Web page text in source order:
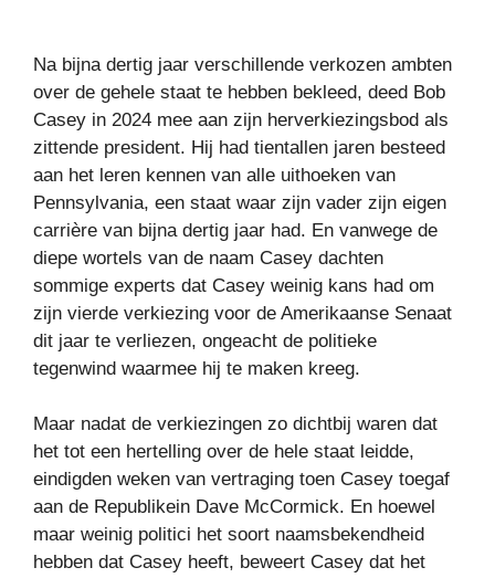
Na bijna dertig jaar verschillende verkozen ambten
over de gehele staat te hebben bekleed, deed Bob
Casey in 2024 mee aan zijn herverkiezingsbod als
zittende president. Hij had tientallen jaren besteed
aan het leren kennen van alle uithoeken van
Pennsylvania, een staat waar zijn vader zijn eigen
carrière van bijna dertig jaar had. En vanwege de
diepe wortels van de naam Casey dachten
sommige experts dat Casey weinig kans had om
zijn vierde verkiezing voor de Amerikaanse Senaat
dit jaar te verliezen, ongeacht de politieke
tegenwind waarmee hij te maken kreeg.
Maar nadat de verkiezingen zo dichtbij waren dat
het tot een hertelling over de hele staat leidde,
eindigden weken van vertraging toen Casey toegaf
aan de Republikein Dave McCormick. En hoewel
maar weinig politici het soort naamsbekendheid
hebben dat Casey heeft, beweert Casey dat het